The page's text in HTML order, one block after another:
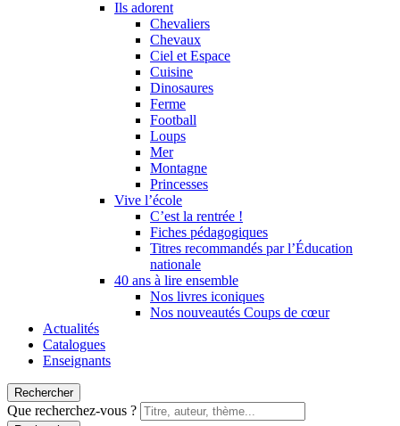
Ils adorent
Chevaliers
Chevaux
Ciel et Espace
Cuisine
Dinosaures
Ferme
Football
Loups
Mer
Montagne
Princesses
Vive l’école
C’est la rentrée !
Fiches pédagogiques
Titres recommandés par l’Éducation
nationale
40 ans à lire ensemble
Nos livres iconiques
Nos nouveautés Coups de cœur
Actualités
Catalogues
Enseignants
Rechercher
Que recherchez-vous ?